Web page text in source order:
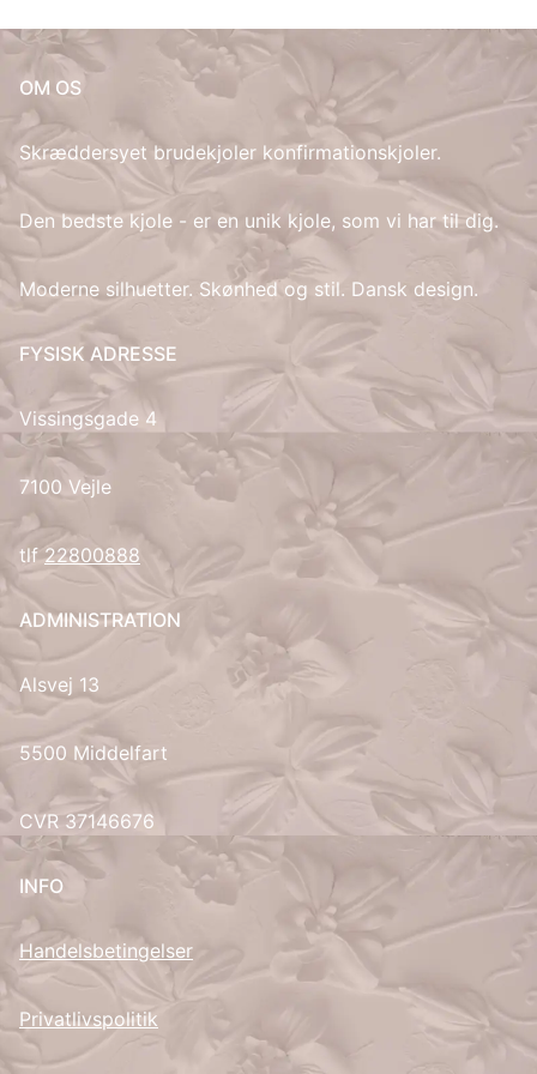
LV
LT
NO
PL
RU
SV
OM OS
Skræddersyet brudekjoler konfirmationskjoler.
Den bedste kjole - er en unik kjole, som vi har til dig.
Moderne silhuetter. Skønhed og stil. Dansk design.
FYSISK ADRESSE
Vissingsgade 4
7100 Vejle
tlf22800888
ADMINISTRATION
Alsvej 13
5500 Middelfart
CVR 37146676
INFO
Handelsbetingelser
Privatlivspolitik